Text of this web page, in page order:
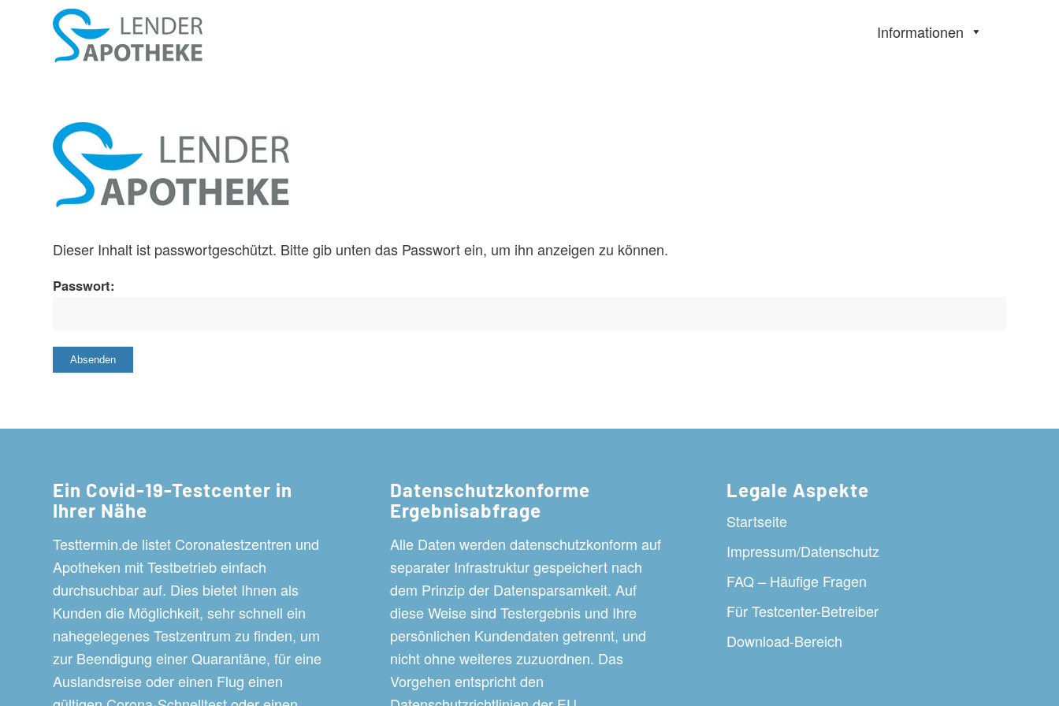
Informationen
Dieser Inhalt ist passwortgeschützt. Bitte gib unten das Passwort ein, um ihn anzeigen zu können.
Passwort:
Ein Covid-19-Testcenter in
Ihrer Nähe
Testtermin.de listet Coronatestzentren und
Apotheken mit Testbetrieb einfach
durchsuchbar auf. Dies bietet Ihnen als
Kunden die Möglichkeit, sehr schnell ein
nahegelegenes Testzentrum zu finden, um
zur Beendigung einer Quarantäne, für eine
Auslandsreise oder einen Flug einen
Datenschutzkonforme
Ergebnisabfrage
Alle Daten werden datenschutzkonform auf
separater Infrastruktur gespeichert nach
dem Prinzip der Datensparsamkeit. Auf
diese Weise sind Testergebnis und Ihre
persönlichen Kundendaten getrennt, und
nicht ohne weiteres zuzuordnen. Das
Vorgehen entspricht den
Legale Aspekte
Startseite
Impressum/Datenschutz
FAQ – Häufige Fragen
Für Testcenter-Betreiber
Download-Bereich